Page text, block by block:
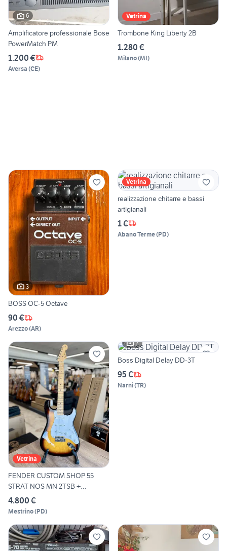
6
Amplificatore professionale Bose
PowerMatch PM
1.200 €
Aversa (CE)
Vetrina
Trombone King Liberty 2B
1.280 €
Milano(MI)
3
BOSS OC-5 Octave
90 €
Arezzo(AR)
Vetrina
realizzazione chitarre e bassi
artigianali
1 €
Abano Terme(PD)
Vetrina
FENDER CUSTOM SHOP 55
STRAT NOS MN 2TSB +
CUSTODIA
4.800 €
Mestrino(PD)
2
Boss Digital Delay DD-3T
95 €
Narni(TR)